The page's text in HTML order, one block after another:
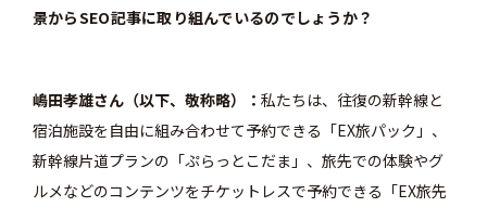
景からSEO記事に取り組んでいるのでしょうか？
嶋田孝雄さん（以下、敬称略）
私たちは、往復の新幹線と
宿泊施設を自由に組み合わせて予約できる「EX旅パック」、
新幹線片道プランの「ぷらっとこだま」、旅先での体験やグ
ルメなどのコンテンツをチケットレスで予約できる「EX旅先